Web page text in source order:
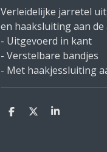
Verleidelijke jarretel
en haaksluiting aan
- Uitgevoerd in kant
- Verstelbare bandjes
- Met haakjessluiting
D
D
S